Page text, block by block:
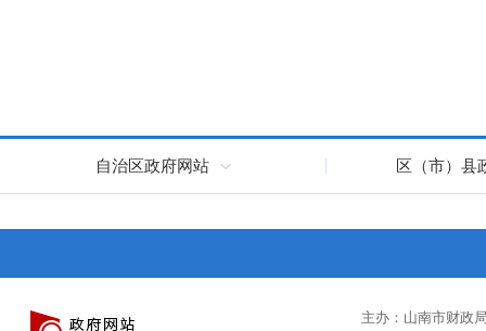
自治区政府网站 区（市）县
主办：山南市财政